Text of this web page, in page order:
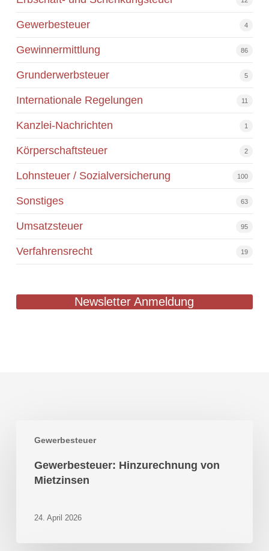
Gewerbesteuer 4
Gewinnermittlung 86
Grunderwerbsteuer 5
Internationale Regelungen 11
Kanzlei-Nachrichten 1
Körperschaftsteuer 2
Lohnsteuer / Sozialversicherung 100
Sonstiges 63
Umsatzsteuer 95
Verfahrensrecht 19
Newsletter Anmeldung
Gewerbesteuer
Hinzurechnung
Mietzinsen
Gewerbesteuer: Hinzurechnung von
Mietzinsen
24. April 2026